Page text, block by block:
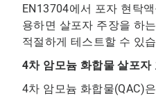
EN13704에서 포자 현탁
용하면 살포자 주장을 하
적절하게 테스트할 수 있
4차 암모늄 화합물 살포자
4차 암모늄 화합물(QAC)